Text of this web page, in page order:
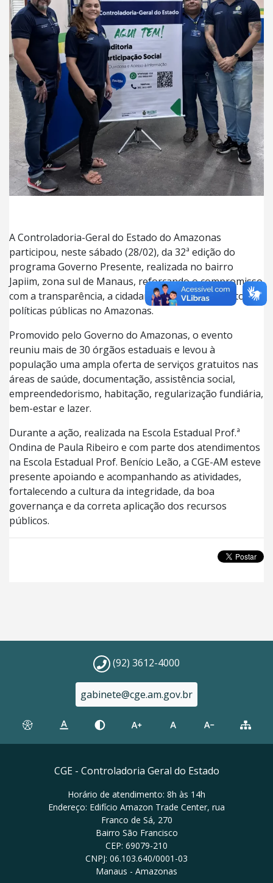
A Controladoria-Geral do Estado do Amazonas
participou, neste sábado (28/02), da 32ª edição do
programa Governo Presente, realizada no bairro
Japiim, zona sul de Manaus, reforçando o compromisso
com a transparência, a cidadania e o fortalecimento das
políticas públicas no Amazonas.
Promovido pelo Governo do Amazonas, o evento
reuniu mais de 30 órgãos estaduais e levou à
população uma ampla oferta de serviços gratuitos nas
áreas de saúde, documentação, assistência social,
empreendedorismo, habitação, regularização fundiária,
bem-estar e lazer.
Durante a ação, realizada na Escola Estadual Prof.ª
Ondina de Paula Ribeiro e com parte dos atendimentos
na Escola Estadual Prof. Benício Leão, a CGE-AM esteve
presente apoiando e acompanhando as atividades,
fortalecendo a cultura da integridade, da boa
governança e da correta aplicação dos recursos
públicos.
(92) 3612-4000
gabinete@cge.am.gov.br
CGE - Controladoria Geral do Estado
Horário de atendimento: 8h às 14h
Endereço: Edifício Amazon Trade Center, rua
Franco de Sá, 270
Bairro São Francisco
CEP: 69079-210
CNPJ: 06.103.640/0001-03
Manaus - Amazonas